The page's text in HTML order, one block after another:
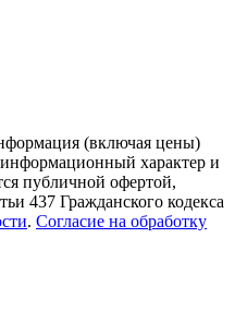
(включая цены)
характер и
публичной офертой,
437 Гражданского кодекса
. Согласие на обработку